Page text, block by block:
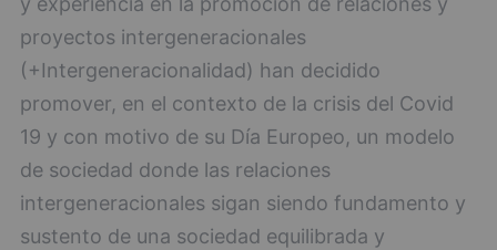
proyectos intergeneracionales
(+Intergeneracionalidad) han decidido
promover, en el contexto de la crisis del Covid
19 y con motivo de su Día Europeo, un modelo
de sociedad donde las relaciones
intergeneracionales sigan siendo fundamento y
sustento de una sociedad equilibrada y